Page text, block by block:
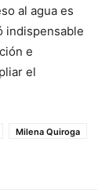
al agua es
indispensable
e
el
Milena Quiroga